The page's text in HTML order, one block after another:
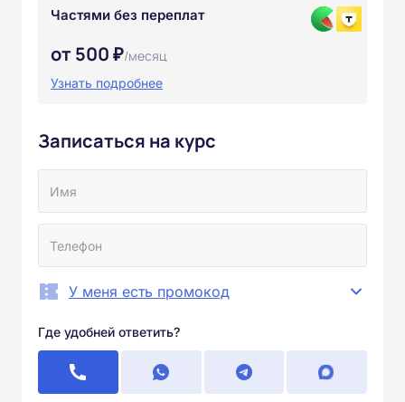
Частями без переплат
от 500 ₽/месяц
Узнать подробнее
Записаться на курс
У меня есть промокод
Где удобней ответить?